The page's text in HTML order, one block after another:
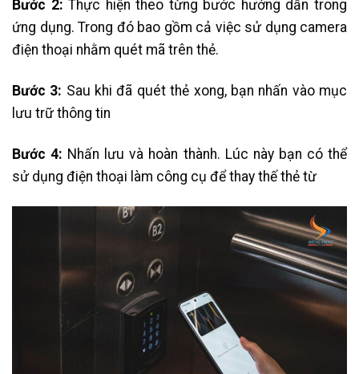
Bước 2: Thực hiện theo từng bước hướng dẫn trong
ứng dụng. Trong đó bao gồm cả việc sử dụng camera
điện thoại nhằm quét mã trên thẻ.
Bước 3: Sau khi đã quét thẻ xong, bạn nhấn vào mục
lưu trữ thông tin
Bước 4: Nhấn lưu và hoàn thành. Lúc này bạn có thể
sử dụng điện thoại làm công cụ để thay thế thẻ từ